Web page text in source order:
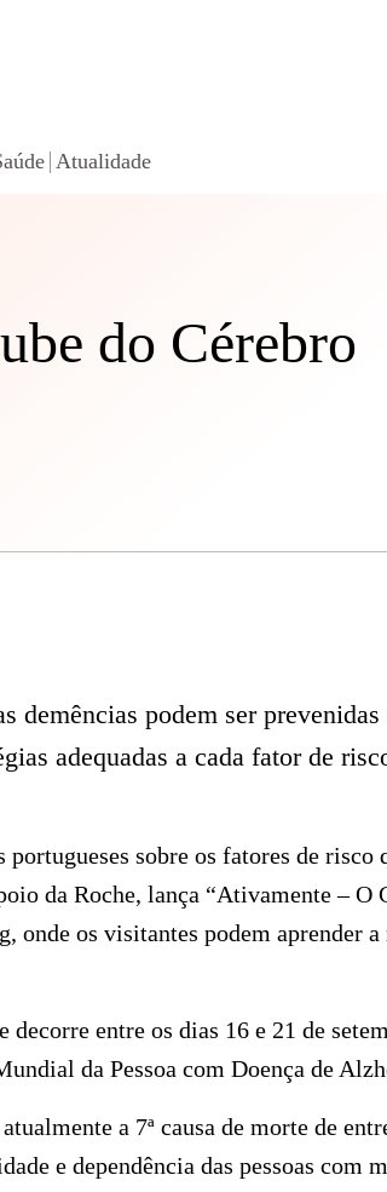
Atualidade
do Cérebro
demências podem ser
adequadas a cada fator de
sobre os fatores de
da Roche, lança “Ativamente – O
onde os visitantes podem aprender
entre os dias 16 e 21 de
da Pessoa com Doença de
a 7ª causa de morte de
e dependência das pessoas com